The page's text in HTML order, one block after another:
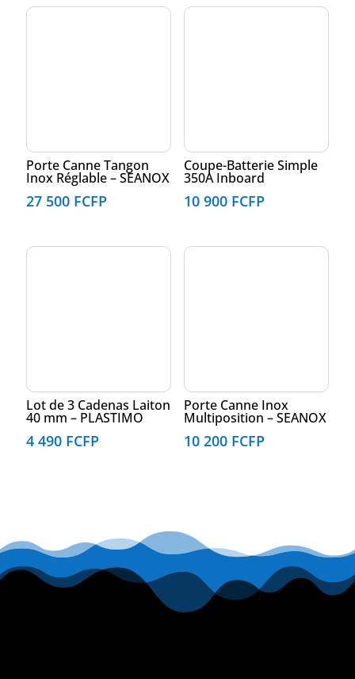
Porte Canne Tangon
Inox Réglable – SEANOX
27 500 FCFP
Coupe-Batterie Simple
350A Inboard
10 900 FCFP
Lot de 3 Cadenas Laiton
40 mm – PLASTIMO
4 490 FCFP
Porte Canne Inox
Multiposition – SEANOX
10 200 FCFP